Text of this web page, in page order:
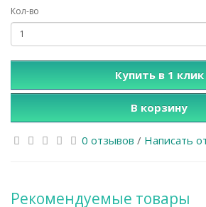
Кол-во
Купить в 1 клик
В корзину
0 отзывов / Написать
Рекомендуемые товары